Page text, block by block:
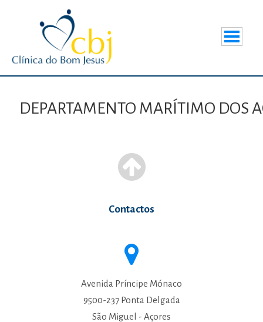
DEPARTAMENTO MARÍTIMO DOS
Contactos
Avenida Príncipe Mónaco
9500-237 Ponta Delgada
São Miguel - Açores